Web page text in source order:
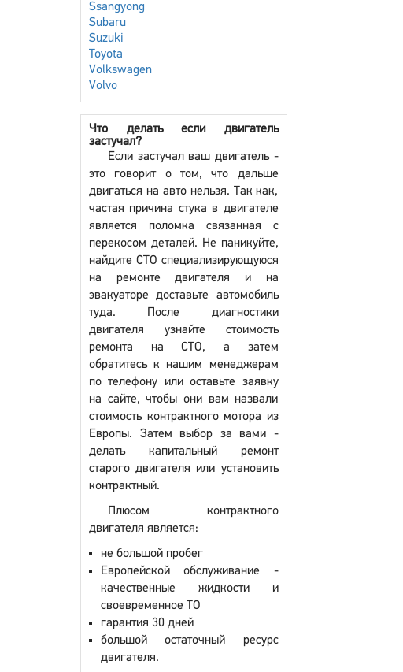
Ssangyong
Subaru
Suzuki
Toyota
Volkswagen
Volvo
Что делать если двигатель
застучал?
Если застучал ваш двигатель -
это говорит о том, что дальше
двигаться на авто нельзя. Так как,
частая причина стука в двигателе
является поломка связанная с
перекосом деталей. Не паникуйте,
найдите СТО специализирующуюся
на ремонте двигателя и на
эвакуаторе доставьте автомобиль
туда. После диагностики
двигателя узнайте стоимость
ремонта на СТО, а затем
обратитесь к нашим менеджерам
по телефону или оставьте заявку
на сайте, чтобы они вам назвали
стоимость контрактного мотора из
Европы. Затем выбор за вами -
делать капитальный ремонт
старого двигателя или установить
контрактный.
Плюсом контрактного
двигателя является:
не большой пробег
Европейской обслуживание -
качественные жидкости и
своевременное ТО
гарантия 30 дней
большой остаточный ресурс
двигателя.